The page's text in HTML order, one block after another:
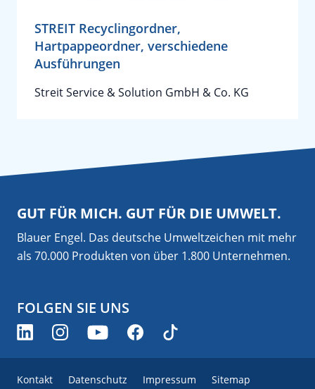
STREIT Recyclingordner,
Hartpappeordner, verschiedene
Ausführungen
Streit Service & Solution GmbH & Co. KG
GUT FÜR MICH. GUT FÜR DIE UMWELT.
Blauer Engel. Das deutsche Umweltzeichen mit mehr
als 70.000 Produkten von über 1.800 Unternehmen.
FOLGEN SIE UNS
Kontakt Datenschutz Impressum Sitemap